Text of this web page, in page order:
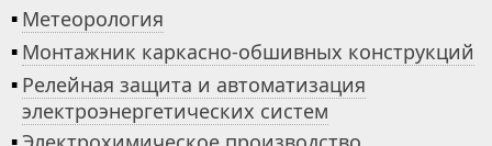
▪ Метеорология
▪ Монтажник каркасно-обшивных конструкций
▪ Релейная защита и автоматизация
электроэнергетических систем